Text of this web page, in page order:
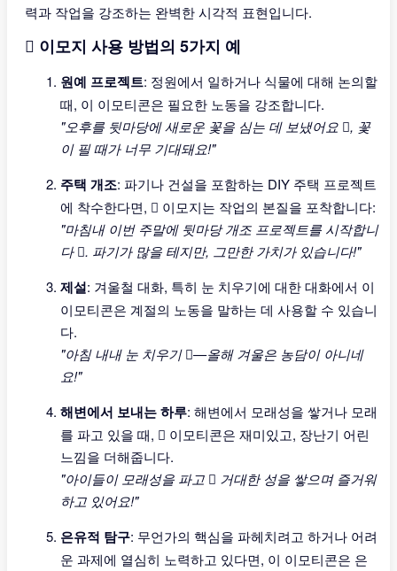
력과 작업을 강조하는 완벽한 시각적 표현입니다.
🪏 이모지 사용 방법의 5가지 예
원예 프로젝트: 정원에서 일하거나 식물에 대해 논의할
때, 이 이모티콘은 필요한 노동을 강조합니다.
"오후를 뒷마당에 새로운 꽃을 심는 데 보냈어요 🪏, 꽃
이 필 때가 너무 기대돼요!"
주택 개조: 파기나 건설을 포함하는 DIY 주택 프로젝트
에 착수한다면, 🪏 이모지는 작업의 본질을 포착합니다:
"마침내 이번 주말에 뒷마당 개조 프로젝트를 시작합니
다 🪏. 파기가 많을 테지만, 그만한 가치가 있습니다!"
제설: 겨울철 대화, 특히 눈 치우기에 대한 대화에서 이
이모티콘은 계절의 노동을 말하는 데 사용할 수 있습니
다.
"아침 내내 눈 치우기 🪏—올해 겨울은 농담이 아니네
요!"
해변에서 보내는 하루: 해변에서 모래성을 쌓거나 모래
를 파고 있을 때, 🪏 이모티콘은 재미있고, 장난기 어린
느낌을 더해줍니다.
"아이들이 모래성을 파고 🪏 거대한 성을 쌓으며 즐거워
하고 있어요!"
은유적 탐구: 무언가의 핵심을 파헤치려고 하거나 어려
운 과제에 열심히 노력하고 있다면, 이 이모티콘은 은